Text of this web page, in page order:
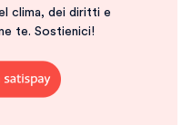
clima, dei diritti e
te. Sostienici!